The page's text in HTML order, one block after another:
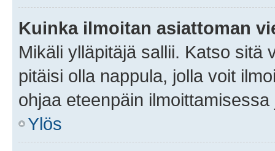
Kuinka ilmoitan asiattoman
Mikäli ylläpitäjä sallii. Katso sitä
pitäisi olla nappula, jolla voit
ohjaa eteenpäin
Ylös